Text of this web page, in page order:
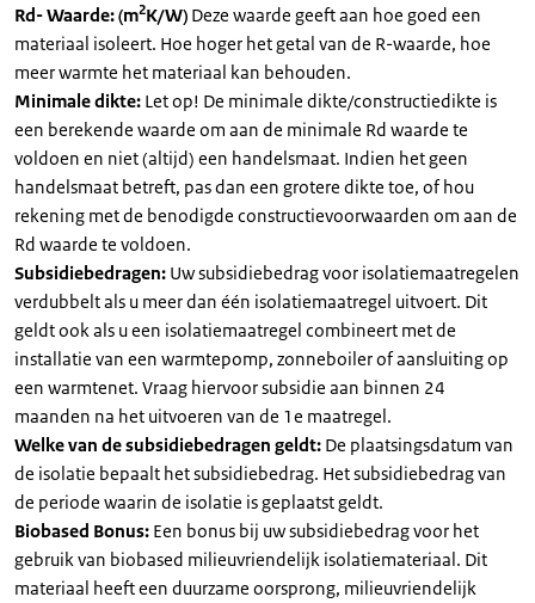
Rd- Waarde: (m2K/W) Deze waarde geeft aan hoe goed een
materiaal isoleert. Hoe hoger het getal van de R-waarde, hoe
meer warmte het materiaal kan behouden.
Minimale dikte: Let op! De minimale dikte/constructiedikte is
een berekende waarde om aan de minimale Rd waarde te
voldoen en niet (altijd) een handelsmaat. Indien het geen
handelsmaat betreft, pas dan een grotere dikte toe, of hou
rekening met de benodigde constructievoorwaarden om aan de
Rd waarde te voldoen.
Subsidiebedragen: Uw subsidiebedrag voor isolatiemaatregelen
verdubbelt als u meer dan één isolatiemaatregel uitvoert. Dit
geldt ook als u een isolatiemaatregel combineert met de
installatie van een warmtepomp, zonneboiler of aansluiting op
een warmtenet. Vraag hiervoor subsidie aan binnen 24
maanden na het uitvoeren van de 1e maatregel.
Welke van de subsidiebedragen geldt: De plaatsingsdatum van
de isolatie bepaalt het subsidiebedrag. Het subsidiebedrag van
de periode waarin de isolatie is geplaatst geldt.
Biobased Bonus: Een bonus bij uw subsidiebedrag voor het
gebruik van biobased milieuvriendelijk isolatiemateriaal. Dit
materiaal heeft een duurzame oorsprong, milieuvriendelijk